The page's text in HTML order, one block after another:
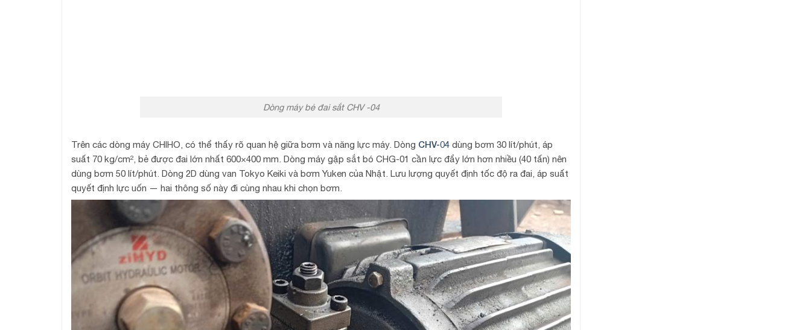
Dòng máy bẻ đai sắt CHV -04
Trên các dòng máy CHIHO, có thể thấy rõ quan hệ giữa bơm và năng lực máy. Dòng CHV-04 dùng bơm 30 lít/phút, áp
suất 70 kg/cm², bẻ được đai lớn nhất 600×400 mm. Dòng máy gập sắt bó CHG-01 cần lực đẩy lớn hơn nhiều (40 tấn) nên
dùng bơm 50 lít/phút. Dòng 2D dùng van Tokyo Keiki và bơm Yuken của Nhật. Lưu lượng quyết định tốc độ ra đai, áp suất
quyết định lực uốn — hai thông số này đi cùng nhau khi chọn bơm.